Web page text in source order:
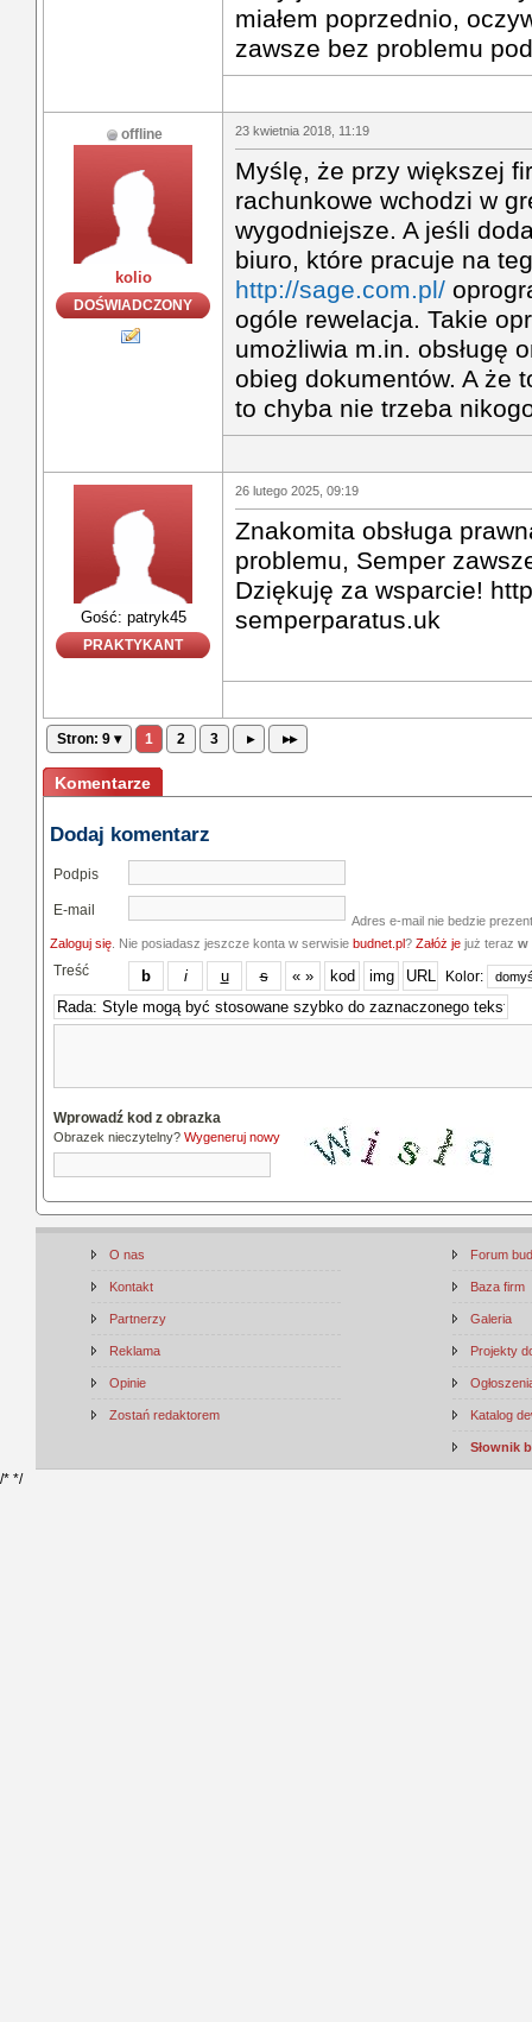
miałem poprzednio,
zawsze bez problemu
offline
kolio
DOŚWIADCZONY
23 kwietnia 2018, 11:19
Myślę, że przy większej
rachunkowe wchodzi w
wygodniejsze. A jeśli
biuro, które pracuje na
http://sage.com.pl/
ogóle rewelacja. Takie
umożliwia m.in. obsługę
obieg dokumentów. A że
to chyba nie trzeba
Gość: patryk45
PRAKTYKANT
26 lutego 2025, 09:19
Znakomita obsługa
problemu, Semper
Dziękuję za wsparcie!
semperparatus.uk
Stron: 9 ▾ 1 2 3 ▸ ▸▸
Komentarze
Dodaj komentarz
Podpis
E-mail
Adres e-mail nie bedzie
Zaloguj się . Nie posiadasz jeszcze konta w serwisie budnet.pl? Załóż je już teraz w
Treść Kolor:
Wprowadź kod z obrazka
Obrazek nieczytelny? Wygeneruj nowy
O nas
Kontakt
Partnerzy
Reklama
Opinie
Zostań redaktorem
Forum
Baza firm
Galeria
Projekty
Katalog
Słownik
/* */